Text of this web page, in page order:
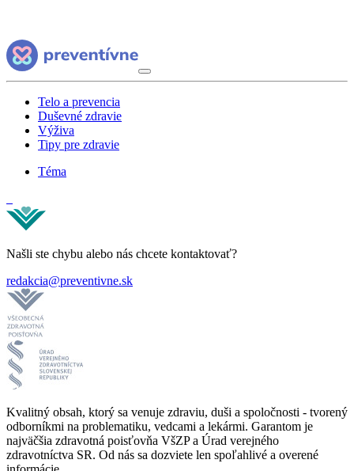
Telo a prevencia
Duševné zdravie
Výživa
Tipy pre zdravie
Téma
Našli ste chybu alebo nás chcete kontaktovať?
redakcia@preventivne.sk
Kvalitný obsah, ktorý sa venuje zdraviu, duši a spoločnosti - tvorený
odborníkmi na problematiku, vedcami a lekármi. Garantom je
najväčšia zdravotná poisťovňa VšZP a Úrad verejného
zdravotníctva SR. Od nás sa dozviete len spoľahlivé a overené